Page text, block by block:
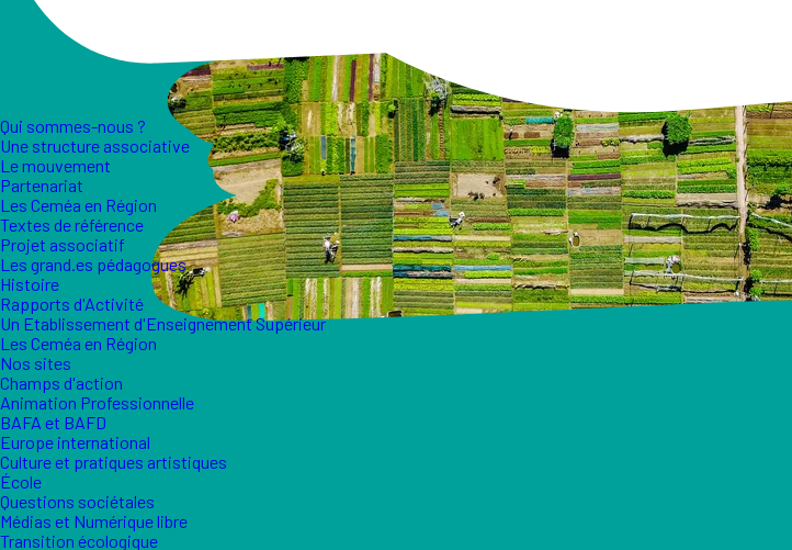
Qui sommes-nous ?
Une structure associative
Le mouvement
Partenariat
Les Ceméa en Région
Textes de référence
Projet associatif
Les grand.es pédagogues
Histoire
Rapports d'Activité
Un Etablissement d'Enseignement Supérieur
Les Ceméa en Région
Nos sites
Champs d'action
Animation Professionnelle
BAFA et BAFD
Europe international
Culture et pratiques artistiques
École
Questions sociétales
Médias et Numérique libre
Transition écologique